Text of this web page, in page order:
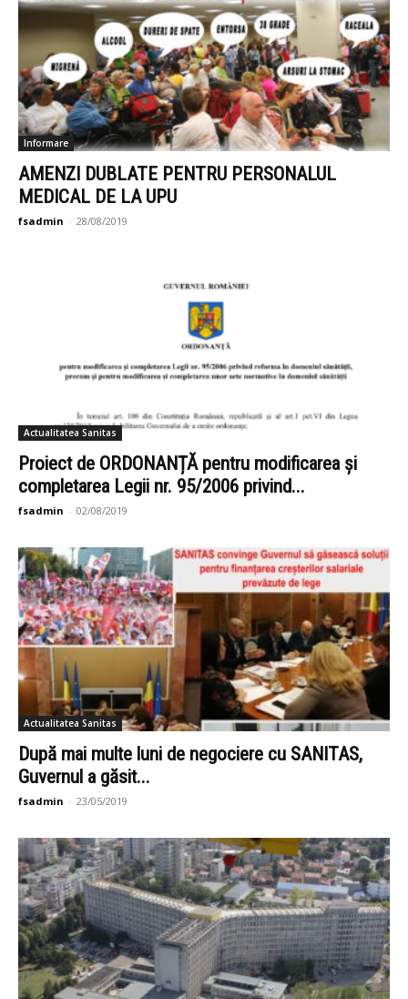
Informare
AMENZI DUBLATE PENTRU PERSONALUL
MEDICAL DE LA UPU
fsadmin - 28/08/2019
Actualitatea Sanitas
Proiect de ORDONANȚĂ pentru modificarea și
completarea Legii nr. 95/2006 privind...
fsadmin - 02/08/2019
Actualitatea Sanitas
După mai multe luni de negociere cu SANITAS,
Guvernul a găsit...
fsadmin - 23/05/2019